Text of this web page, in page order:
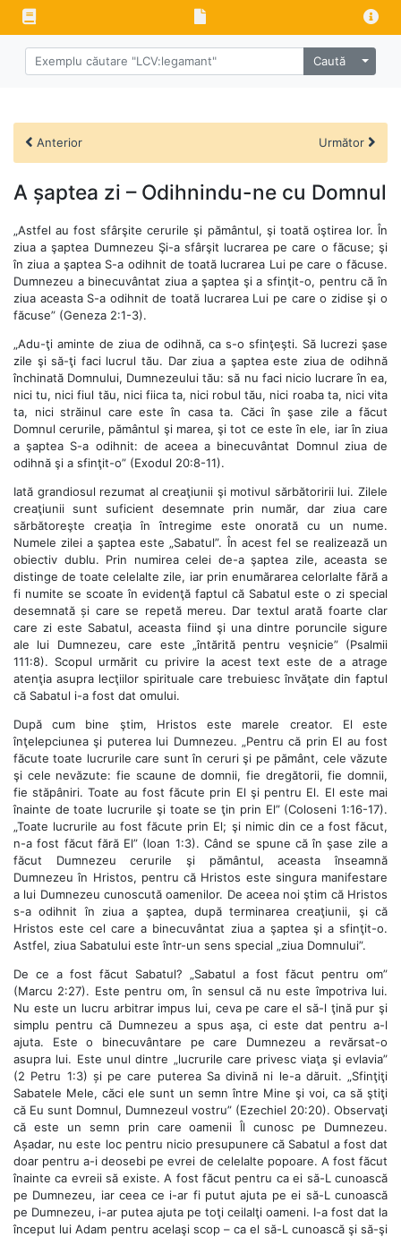
Caută
Anterior Următor
A șaptea zi – Odihnindu-ne cu Domnul
„Astfel au fost sfârşite cerurile şi pământul, şi toată oştirea lor. În
ziua a şaptea Dumnezeu Şi-a sfârşit lucrarea pe care o făcuse; şi
în ziua a şaptea S-a odihnit de toată lucrarea Lui pe care o făcuse.
Dumnezeu a binecuvântat ziua a şaptea şi a sfinţit-o, pentru că în
ziua aceasta S-a odihnit de toată lucrarea Lui pe care o zidise şi o
făcuse” (Geneza 2:1-3).
„Adu-ţi aminte de ziua de odihnă, ca s-o sfinţeşti. Să lucrezi şase
zile şi să-ţi faci lucrul tău. Dar ziua a şaptea este ziua de odihnă
închinată Domnului, Dumnezeului tău: să nu faci nicio lucrare în ea,
nici tu, nici fiul tău, nici fiica ta, nici robul tău, nici roaba ta, nici vita
ta, nici străinul care este în casa ta. Căci în şase zile a făcut
Domnul cerurile, pământul şi marea, şi tot ce este în ele, iar în ziua
a şaptea S-a odihnit: de aceea a binecuvântat Domnul ziua de
odihnă şi a sfinţit-o” (Exodul 20:8-11).
Iată grandiosul rezumat al creaţiunii şi motivul sărbătoririi lui. Zilele
creaţiunii sunt suficient desemnate prin număr, dar ziua care
sărbătoreşte creaţia în întregime este onorată cu un nume.
Numele zilei a şaptea este „Sabatul”. În acest fel se realizează un
obiectiv dublu. Prin numirea celei de-a şaptea zile, aceasta se
distinge de toate celelalte zile, iar prin enumărarea celorlalte fără a
fi numite se scoate în evidenţă faptul că Sabatul este o zi special
desemnată și care se repetă mereu. Dar textul arată foarte clar
care zi este Sabatul, aceasta fiind şi una dintre poruncile sigure
ale lui Dumnezeu, care este „întărită pentru veşnicie” (Psalmii
111:8). Scopul urmărit cu privire la acest text este de a atrage
atenţia asupra lecţiilor spirituale care trebuiesc învăţate din faptul
că Sabatul i-a fost dat omului.
După cum bine ştim, Hristos este marele creator. El este
înţelepciunea şi puterea lui Dumnezeu. „Pentru că prin El au fost
făcute toate lucrurile care sunt în ceruri şi pe pământ, cele văzute
şi cele nevăzute: fie scaune de domnii, fie dregătorii, fie domnii,
fie stăpâniri. Toate au fost făcute prin El şi pentru El. El este mai
înainte de toate lucrurile şi toate se ţin prin El” (Coloseni 1:16-17).
„Toate lucrurile au fost făcute prin El; şi nimic din ce a fost făcut,
n-a fost făcut fără El” (Ioan 1:3). Când se spune că în şase zile a
făcut Dumnezeu cerurile şi pământul, aceasta înseamnă
Dumnezeu în Hristos, pentru că Hristos este singura manifestare
a lui Dumnezeu cunoscută oamenilor. De aceea noi ştim că Hristos
s-a odihnit în ziua a şaptea, după terminarea creaţiunii, şi că
Hristos este cel care a binecuvântat ziua a şaptea şi a sfinţit-o.
Astfel, ziua Sabatului este într-un sens special „ziua Domnului”.
De ce a fost făcut Sabatul? „Sabatul a fost făcut pentru om”
(Marcu 2:27). Este pentru om, în sensul că nu este împotriva lui.
Nu este un lucru arbitrar impus lui, ceva pe care el să-l ţină pur şi
simplu pentru că Dumnezeu a spus aşa, ci este dat pentru a-l
ajuta. Este o binecuvântare pe care Dumnezeu a revărsat-o
asupra lui. Este unul dintre „lucrurile care privesc viaţa şi evlavia”
(2 Petru 1:3) și pe care puterea Sa divină ni le-a dăruit. „Sfinţiţi
Sabatele Mele, căci ele sunt un semn între Mine şi voi, ca să ştiţi
că Eu sunt Domnul, Dumnezeul vostru” (Ezechiel 20:20). Observaţi
că este un semn prin care oamenii Îl cunosc pe Dumnezeu.
Așadar, nu este loc pentru nicio presupunere că Sabatul a fost dat
doar pentru a-i deosebi pe evrei de celelalte popoare. A fost făcut
înainte ca evreii să existe. A fost făcut pentru ca ei să-L cunoască
pe Dumnezeu, iar ceea ce i-ar fi putut ajuta pe ei să-L cunoască
pe Dumnezeu, i-ar putea ajuta pe toţi ceilalţi oameni. I-a fost dat la
început lui Adam pentru acelaşi scop – ca el să-L cunoască şi să-şi